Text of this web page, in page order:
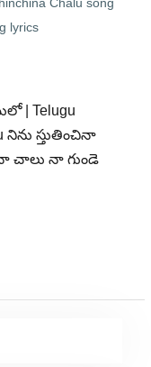
lyrics
| Telugu
నిను స్తుతించినా
చాలు నా గుండె